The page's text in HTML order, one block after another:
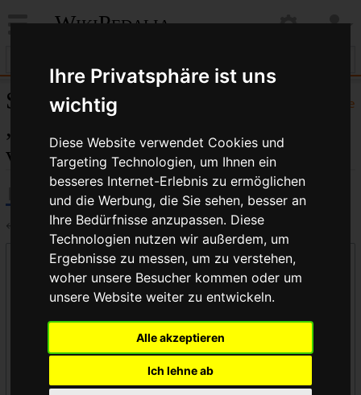
Ihre Privatsphäre ist uns
wichtig
Diese Website verwendet Cookies und
Targeting Technologien, um Ihnen ein
besseres Internet-Erlebnis zu ermöglichen
und die Werbung, die Sie sehen, besser an
Ihre Bedürfnisse anzupassen. Diese
Technologien nutzen wir außerdem, um
Ergebnisse zu messen, um zu verstehen,
woher unsere Besucher kommen oder um
unsere Website weiter zu entwickeln.
Alle akzeptieren
Ich lehne ab
WikiPedalia
Hilfe
Seiten, die auf
„Windschattenfahren“
verlinken
← Windschattenfahren
Links auf diese Seite
Namensraum: